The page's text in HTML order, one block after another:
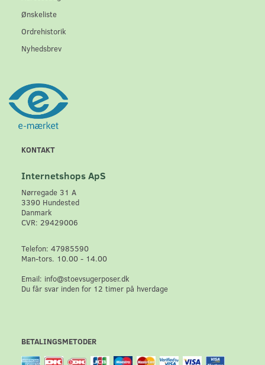
Ønskeliste
Ordrehistorik
Nyhedsbrev
KONTAKT
Internetshops ApS
Nørregade 31 A
3390 Hundested
Danmark
CVR: 29429006
Telefon: 47985590
Man-tors. 10.00 - 14.00
Email: info@stoevsugerposer.dk
Du får svar inden for 12 timer på hverdage
BETALINGSMETODER